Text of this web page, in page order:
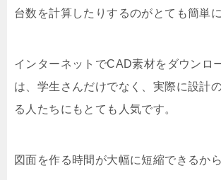
台数を計算したりするのがとても簡単
インターネットでCAD素材をダウンロ
は、学生さんだけでなく、実際に設計
る人たちにもとても人気です。
図面を作る時間が大幅に短縮できるから